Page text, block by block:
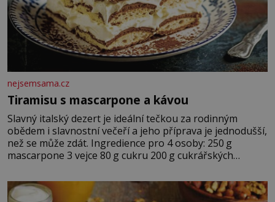
nejsemsama.cz
Tiramisu s mascarpone a kávou
Slavný italský dezert je ideální tečkou za rodinným
obědem i slavnostní večeří a jeho příprava je jednodušší,
než se může zdát. Ingredience pro 4 osoby: 250 g
mascarpone 3 vejce 80 g cukru 200 g cukrářských
posypání Postup: Oddělte žloutky od bílků. Žloutky
vyšlehejte s cukrem do světlé pěny a postupně do nich